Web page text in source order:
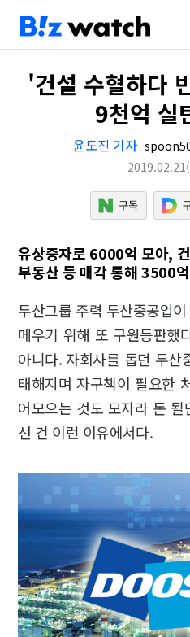
'건설 수혈하다
9천억 실
윤도진 기자
2019.02.21
유상증자로 6000억 모아,
부동산 등 매각 통해 3500
두산그룹 주력 두산중공업
메우기 위해 또 구원등판했
아니다. 자회사를 돕던 두산
태해지며 자구책이 필요한
어모으는 것도 모자라 돈
선 건 이런 이유에서다.